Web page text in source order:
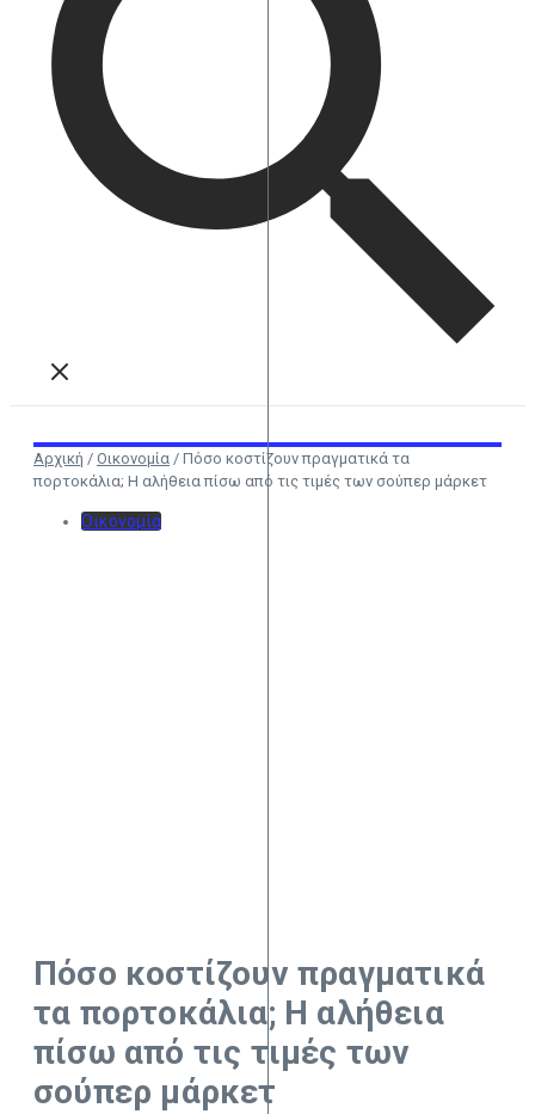
Αρχική / Οικονομία / Πόσο κοστίζουν πραγματικά τα
πορτοκάλια; Η αλήθεια πίσω από τις τιμές των σούπερ μάρκετ
Οικονομία
Πόσο κοστίζουν πραγματικά
τα πορτοκάλια; Η αλήθεια
πίσω από τις τιμές των
σούπερ μάρκετ